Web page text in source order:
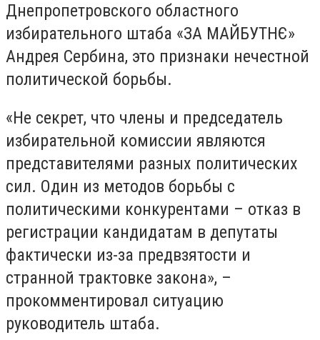
Днепропетровского областного
избирательного штаба «ЗА МАЙБУТНЄ»
Андрея Сербина, это признаки нечестной
политической борьбы.
«Не секрет, что члены и председатель
избирательной комиссии являются
представителями разных политических
сил. Один из методов борьбы с
политическими конкурентами – отказ в
регистрации кандидатам в депутаты
фактически из-за предвзятости и
странной трактовке закона», –
прокомментировал ситуацию
руководитель штаба.